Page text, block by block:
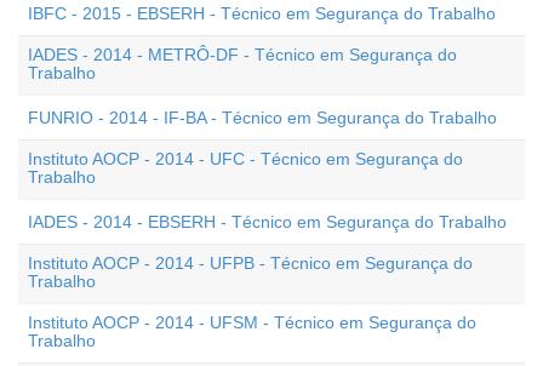
IBFC - 2015 - EBSERH - Técnico em Segurança do Trabalho
IADES - 2014 - METRÔ-DF - Técnico em Segurança do
Trabalho
FUNRIO - 2014 - IF-BA - Técnico em Segurança do Trabalho
Instituto AOCP - 2014 - UFC - Técnico em Segurança do
Trabalho
IADES - 2014 - EBSERH - Técnico em Segurança do Trabalho
Instituto AOCP - 2014 - UFPB - Técnico em Segurança do
Trabalho
Instituto AOCP - 2014 - UFSM - Técnico em Segurança do
Trabalho